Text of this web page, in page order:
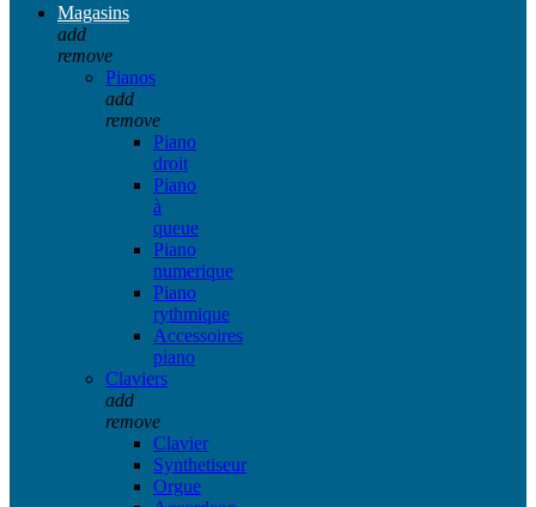
Magasins
add
remove
Pianos
add
remove
Piano
droit
Piano
à
queue
Piano
numerique
Piano
rythmique
Accessoires
piano
Claviers
add
remove
Clavier
Synthetiseur
Orgue